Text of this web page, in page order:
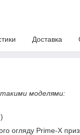
Доставка
такими моделями:
огляду Prime-X